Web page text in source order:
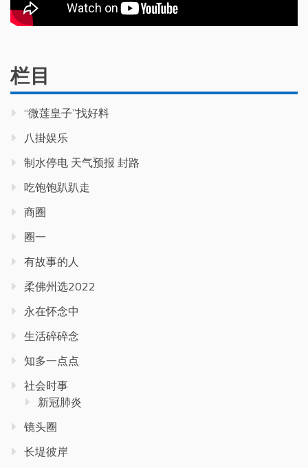
栏目
“微莲皇子”找好料
八掛娱乐
制水停电 天气预报 封路
吃饱饱趴趴走
商圈
圈一
有故事的人
柔佛州选2022
永在怀念中
生活碎碎念
知多一点点
社会时事
新冠肺炎
镜头圈
长堤彼岸